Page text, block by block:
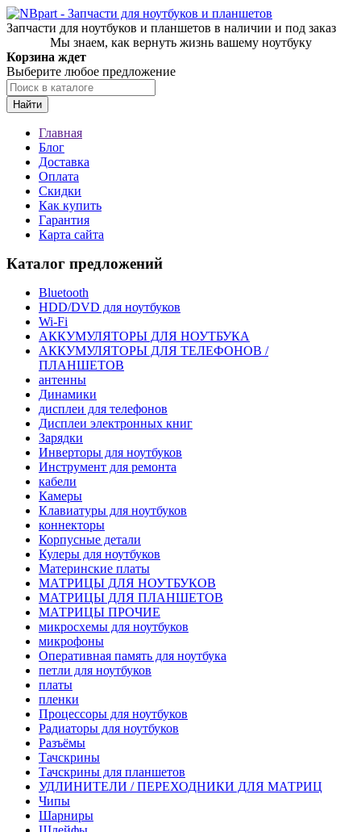
Запчасти для ноутбуков и планшетов в наличии и под заказ
Мы знаем, как вернуть жизнь вашему ноутбуку
Корзина ждет
Выберите любое предложение
Найти
Главная
Блог
Доставка
Оплата
Скидки
Как купить
Гарантия
Карта сайта
Каталог предложений
Bluetooth
HDD/DVD для ноутбуков
Wi-Fi
АККУМУЛЯТОРЫ ДЛЯ НОУТБУКА
АККУМУЛЯТОРЫ ДЛЯ ТЕЛЕФОНОВ /
ПЛАНШЕТОВ
антенны
Динамики
дисплеи для телефонов
Дисплеи электронных книг
Зарядки
Инверторы для ноутбуков
Инструмент для ремонта
кабели
Камеры
Клавиатуры для ноутбуков
коннекторы
Корпусные детали
Кулеры для ноутбуков
Материнские платы
МАТРИЦЫ ДЛЯ НОУТБУКОВ
МАТРИЦЫ ДЛЯ ПЛАНШЕТОВ
МАТРИЦЫ ПРОЧИЕ
микросхемы для ноутбуков
микрофоны
Оперативная память для ноутбука
петли для ноутбуков
платы
пленки
Процессоры для ноутбуков
Радиаторы для ноутбуков
Разъёмы
Тачскрины
Тачскрины для планшетов
УДЛИНИТЕЛИ / ПЕРЕХОДНИКИ ДЛЯ МАТРИЦ
Чипы
Шарниры